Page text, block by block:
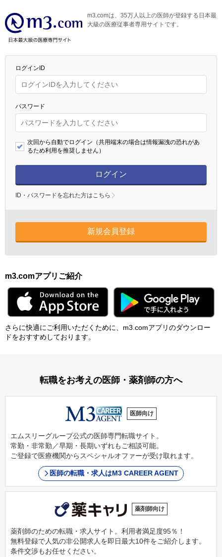
m3.comは、35万人以上の医師が登録する日本最
大級の医療従事者専用サイトです。
ログインID
パスワード
次回から自動でログイン（共用端末の場合は情報漏洩の恐れがあ
るため利用を推奨しません）
ログイン
ID・パスワードを忘れた方はこちら
新規会員登録
m3.comアプリご紹介
さらに快適にご利⽤いただくために、m3.comアプリのダウンロー
ドをおすすめしております。
転職をお考えの医師・薬剤師の方へ
医師向け
エムスリーグループ公式の医師専門転職サイト。
常勤・非常勤／早期・長期いずれもご相談可能。
ご登録で医療機関からスペシャルオファーが受け取れます。
医師の転職・求人はM3 CAREER AGENT
薬剤師向け
薬剤師のための転職・求人サイト。利用者満足度95％！
無料登録で人気の非公開求人を即日最大10件をご紹介します。
条件交渉もお任せください。